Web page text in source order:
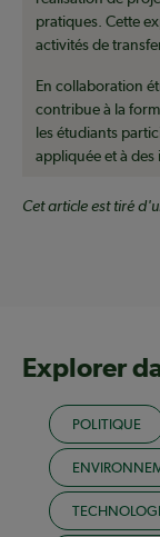
pratiques. Cette
activités de
En collaboration
contribue à la
les étudiants
appliquée et à
Cet article est tiré
Explorer
POLITIQUE